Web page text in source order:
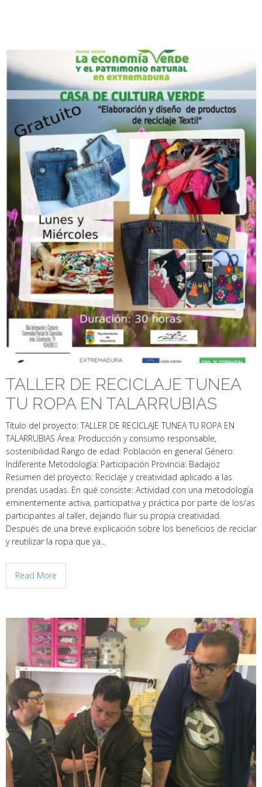
TALLER DE RECICLAJE TUNEA
TU ROPA EN TALARRUBIAS
Título del proyecto: TALLER DE RECICLAJE TUNEA TU ROPA EN
TALARRUBIAS Área: Producción y consumo responsable,
sostenibilidad Rango de edad: Población en general Género:
Indiferente Metodología: Participación Provincia: Badajoz
Resumen del proyecto: Reciclaje y creatividad aplicado a las
prendas usadas. En qué consiste: Actividad con una metodología
eminentemente activa, participativa y práctica por parte de los/as
participantes al taller, dejando fluir su propia creatividad.
Después de una breve explicación sobre los beneficios de reciclar
y reutilizar la ropa que ya…
Read More